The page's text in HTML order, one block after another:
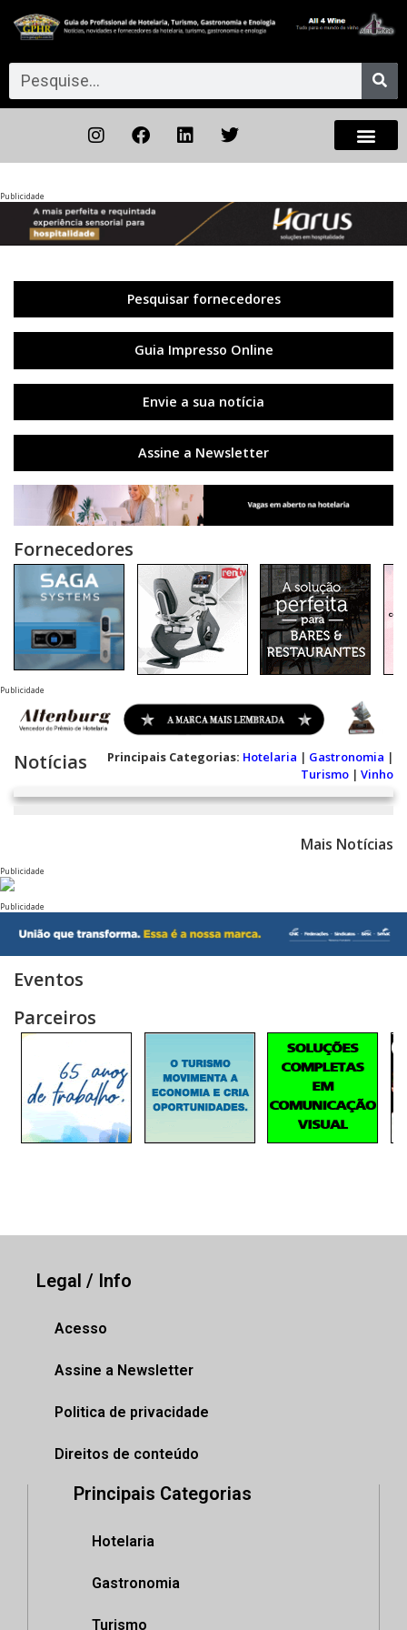
Publicidade
Pesquisar fornecedores
Guia Impresso Online
Envie a sua notícia
Assine a Newsletter
Fornecedores
Publicidade
Notícias Principais Categorias: Hotelaria | Gastronomia |
Turismo | Vinho
Mais Notícias
Publicidade
Publicidade
Eventos
Parceiros
Legal / Info
Acesso
Assine a Newsletter
Politica de privacidade
Direitos de conteúdo
Principais Categorias
Hotelaria
Gastronomia
Turismo